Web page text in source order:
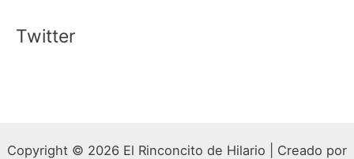
Twitter
Copyright © 2026 El Rinconcito de Hilario | Creado por